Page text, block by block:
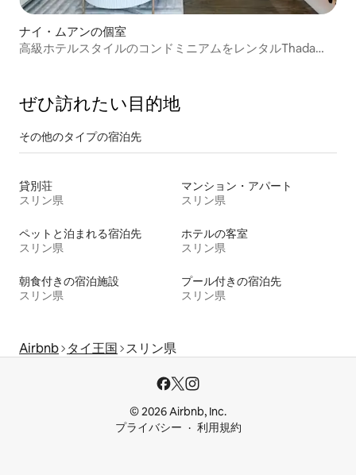
ナイ・ムアンの個室
高級ホテルスタイルのコンドミニアムをレンタルThada
ぜひ訪⁠れ⁠た⁠い目⁠的⁠地
その他のタ⁠イ⁠プ⁠の宿⁠泊⁠先
貸別荘
スリン県
マンション・アパート
スリン県
ペットと泊まれる宿泊先
スリン県
ホテルの客室
スリン県
朝食付きの宿泊施設
スリン県
プール付きの宿泊先
スリン県
Airbnb タイ王国 スリン県
© 2026 Airbnb, Inc.
プライバシー
利用規約